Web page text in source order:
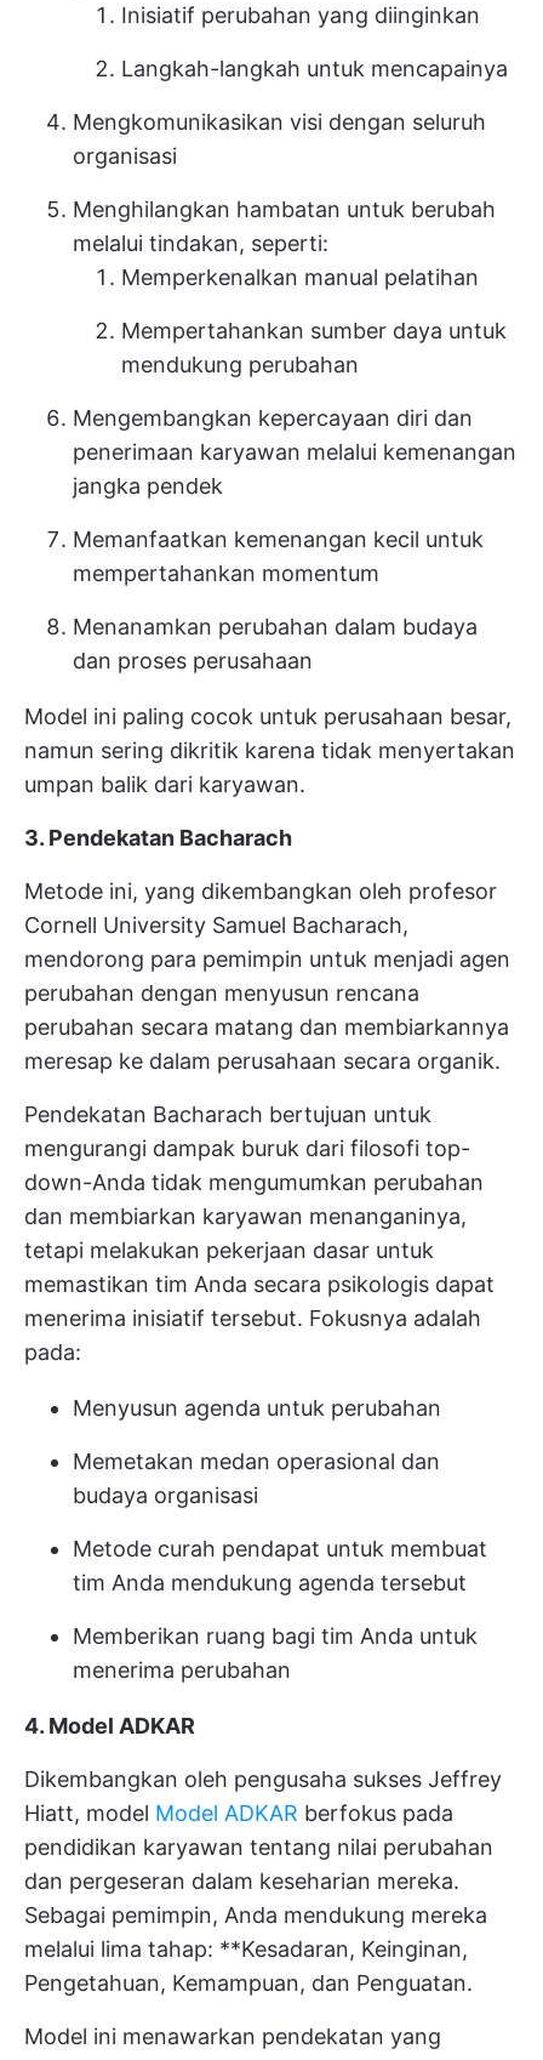
Inisiatif perubahan yang diinginkan
Langkah-langkah untuk mencapainya
Mengkomunikasikan visi dengan seluruh
organisasi
Menghilangkan hambatan untuk berubah
melalui tindakan, seperti:
Memperkenalkan manual pelatihan
Mempertahankan sumber daya untuk
mendukung perubahan
Mengembangkan kepercayaan diri dan
penerimaan karyawan melalui kemenangan
jangka pendek
Memanfaatkan kemenangan kecil untuk
mempertahankan momentum
Menanamkan perubahan dalam budaya
dan proses perusahaan
Model ini paling cocok untuk perusahaan besar,
namun sering dikritik karena tidak menyertakan
umpan balik dari karyawan.
3. Pendekatan Bacharach
Metode ini, yang dikembangkan oleh profesor
Cornell University Samuel Bacharach,
mendorong para pemimpin untuk menjadi agen
perubahan dengan menyusun rencana
perubahan secara matang dan membiarkannya
meresap ke dalam perusahaan secara organik.
Pendekatan Bacharach bertujuan untuk
mengurangi dampak buruk dari filosofi top-
down-Anda tidak mengumumkan perubahan
dan membiarkan karyawan menanganinya,
tetapi melakukan pekerjaan dasar untuk
memastikan tim Anda secara psikologis dapat
menerima inisiatif tersebut. Fokusnya adalah
pada:
Menyusun agenda untuk perubahan
Memetakan medan operasional dan
budaya organisasi
Metode curah pendapat untuk membuat
tim Anda mendukung agenda tersebut
Memberikan ruang bagi tim Anda untuk
menerima perubahan
4. Model ADKAR
Dikembangkan oleh pengusaha sukses Jeffrey
Hiatt, model Model ADKAR berfokus pada
pendidikan karyawan tentang nilai perubahan
dan pergeseran dalam keseharian mereka.
Sebagai pemimpin, Anda mendukung mereka
melalui lima tahap: **Kesadaran, Keinginan,
Pengetahuan, Kemampuan, dan Penguatan.
Model ini menawarkan pendekatan yang